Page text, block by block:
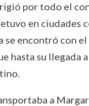
por todo el
en ciudades
se encontró con
hasta su llegada
a